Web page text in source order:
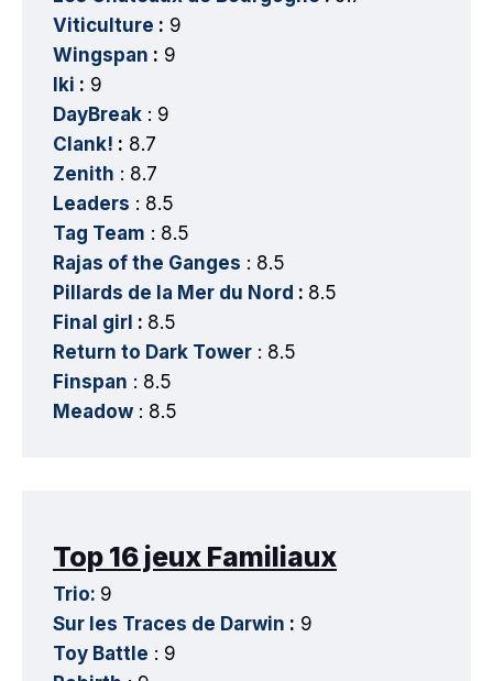
Viticulture : 9
Wingspan : 9
Iki : 9
DayBreak : 9
Clank! : 8.7
Zenith : 8.7
Leaders : 8.5
Tag Team : 8.5
Rajas of the Ganges : 8.5
Pillards de la Mer du Nord : 8.5
Final girl : 8.5
Return to Dark Tower : 8.5
Finspan : 8.5
Meadow : 8.5
Top 16 jeux Familiaux
Trio: 9
Sur les Traces de Darwin : 9
Toy Battle : 9